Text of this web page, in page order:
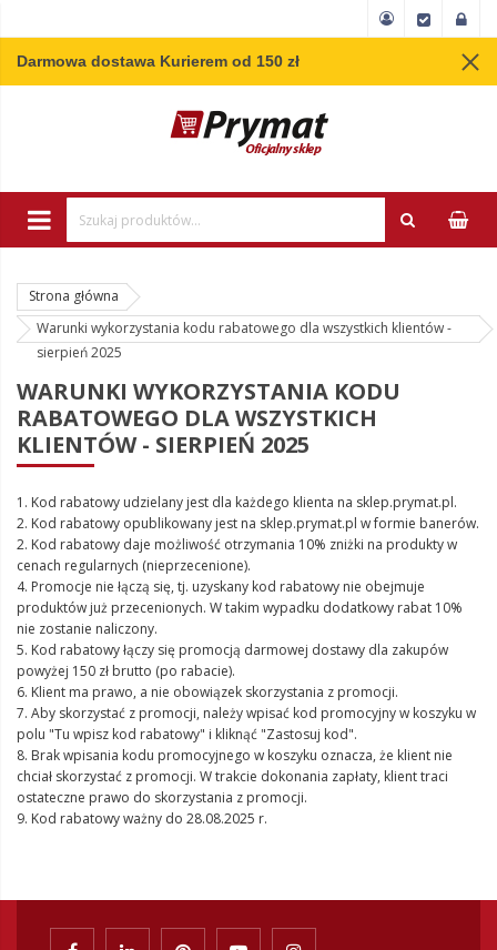
Darmowa dostawa Kurierem od 150 zł
Wpisz minimum
Strona główna
Warunki wykorzystania kodu rabatowego dla wszystkich klientów -
sierpień 2025
WARUNKI WYKORZYSTANIA KODU
RABATOWEGO DLA WSZYSTKICH
KLIENTÓW - SIERPIEŃ 2025
1. Kod rabatowy udzielany jest dla każdego klienta na sklep.prymat.pl.
2. Kod rabatowy opublikowany jest na sklep.prymat.pl w formie banerów.
2. Kod rabatowy daje możliwość otrzymania 10% zniżki na produkty w
cenach regularnych (nieprzecenione).
4. Promocje nie łączą się, tj. uzyskany kod rabatowy nie obejmuje
produktów już przecenionych. W takim wypadku dodatkowy rabat 10%
nie zostanie naliczony.
5. Kod rabatowy łączy się promocją darmowej dostawy dla zakupów
powyżej 150 zł brutto (po rabacie).
6. Klient ma prawo, a nie obowiązek skorzystania z promocji.
7. Aby skorzystać z promocji, należy wpisać kod promocyjny w koszyku w
polu "Tu wpisz kod rabatowy" i kliknąć "Zastosuj kod".
8. Brak wpisania kodu promocyjnego w koszyku oznacza, że klient nie
chciał skorzystać z promocji. W trakcie dokonania zapłaty, klient traci
ostateczne prawo do skorzystania z promocji.
9. Kod rabatowy ważny do 28.08.2025 r.